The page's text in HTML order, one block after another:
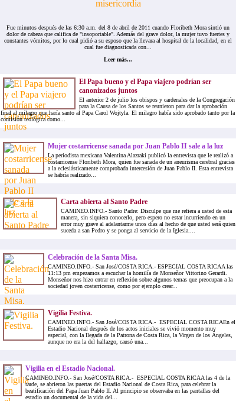
Fue minutos después de las 6:30 a.m. del 8 de abril de 2011 cuando Floribeth Mora sintió un
dolor de cabeza que califica de "insoportable". Además del grave dolor, la mujer tuvo fuertes y
constantes vómitos, por lo cual pidió a su esposo que la llevara al hospital de la localidad, en el
cual fue diagnosticada con...
Leer más...
El Papa bueno y el Papa viajero podrían ser
canonizados juntos
El anterior 2 de julio los obispos y cardenales de la Congregación
para la Causa de los Santos se reunieron para dar la aprobación
final al milagro que haría santo al Papa Carol Wojtyla. El milagro había sido aprobado tanto por la
comisión teológica como...
Mujer costarricense sanada por Juan Pablo II sale a la luz
La periodista mexicana Valentina Alazraki publicó la entrevista que le realizó a
costarricense Floribeth Mora, quien fue sanada de un aneurisma cerebral gracias
a la eclesiásticamente comprobada intercesión de Juan Pablo II. Esta entrevista
se habría realizado...
Carta abierta al Santo Padre
CAMINEO.INFO.- Santo Padre: Disculpe que me refiera a usted de esta
manera, sin siquiera conocerlo, pero espero no estar incurriendo en un
error muy grave al adelantarme unos días al hecho de que usted será quien
suceda a san Pedro y se ponga al servicio de la Iglesia....
Celebración de la Santa Misa.
CAMINEO.INFO.- San José/COSTA RICA.- ESPECIAL COSTA RICAA las
11:13 pm empezamos a escuchar la homilía de Monseñor Vittorino Gerardi.
Monseñor nos hizo entrar en reflexión sobre algunos temas que preocupan a la
sociedad joven costarricense, como por ejemplo crear...
Vigilia Festiva.
CAMINEO.INFO.- San José/COSTA RICA.- ESPECIAL COSTA RICAEn el
Estadio Nacional después de los actos iniciales se vivió momento muy
especial, con la llegada de la Patrona de Costa Rica, la Virgen de los Ángeles,
aunque no era la del hallazgo, causó una...
Vigilia en el Estadio Nacional.
CAMINEO.INFO.- San José/COSTA RICA.- ESPECIAL COSTA RICAA las 4 de la
tarde, se abrieron las puertas del Estadio Nacional de Costa Rica, para celebrar la
beatificación del Papa Juan Pablo II. Al principio se observaba en las pantallas del
estadio un documental de la vida del...